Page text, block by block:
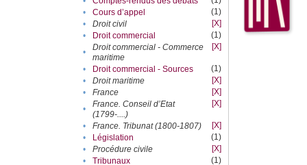
•
Cours d’appel
(1)
•
Droit civil
[X]
•
Droit commercial
(1)
•
Droit commercial - Commerce
maritime
[X]
• Droit commercial - Sources
(1)
•
Droit maritime
[X]
•
France
[X]
•
France. Conseil d’Etat
(1799-....)
[X]
• France. Tribunat (1800-1807)
[X]
•
Législation
(1)
•
Procédure civile
[X]
•
Tribunaux
(1)